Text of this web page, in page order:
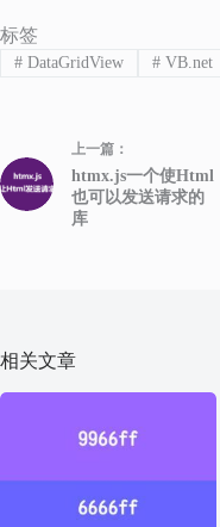
标签
#DataGridView #VB.net
上一篇：
htmx.js一个使Html
也可以发送请求的
库
相关文章